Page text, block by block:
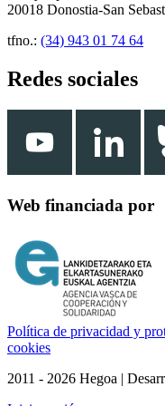
20018 Donostia-San
tfno.: (34) 943 01 74 64
Redes sociales
Web financiada por
Política de privacidad y
cookies
2011 - 2026 Hegoa |